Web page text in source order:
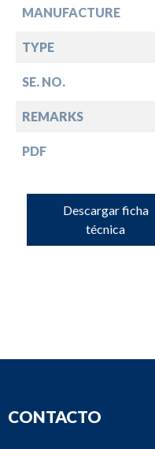
MANUFACTURE
TYPE
SE. NO.
REMARKS
PDF
Descargar ficha
técnica
CONTACTO